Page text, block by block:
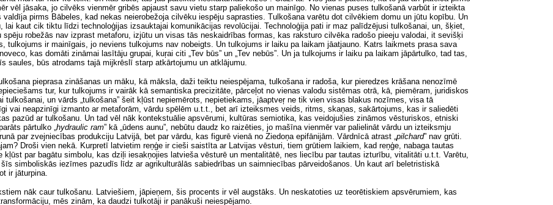
vēl jāsaka, jo cilvēks vienmēr gribēs apjaust savu vietu starp paliekošo un mainīgo. No vienas puses tulkošanā varbūt ir izteikta
pirms Bābeles, kad nekas neierobežoja cilvēku iespēju saprasties. Tulkošana varētu dot cilvēkiem domu un jūtu kopību. Un
lai kaut cik tiktu līdzi technoloģijas izsauktajai komunikācijas revolūcijai. Technoloģija pati ir maz palīdzējusi tulkošanai, un, šķiet,
robežās nav izprast metaforu, izjūtu un visas tās neskaidrības formas, kas raksturo cilvēka radošo pieeju valodai, it sevišķi
tulkojums ir mainīgais, jo neviens tulkojums nav nobeigts. Un tulkojums ir laiku pa laikam jāatjauno. Katrs laikmets prasa sava
kas domāti zināmai lasītāju grupai, kuŗai citi „Tev būs” un „Tev nebūs”. Un ja tulkojums ir laiku pa laikam jāpārtulko, tad tas,
saules, būs atrodams tajā mijkrēslī starp atkārtojumu un atklājumu.
pieprasa zināšanas un māku, kā māksla, daži teiktu neiespējama, tulkošana ir radoša, kur pieredzes krāšana nenozīmē
tur, kur tulkojums ir vairāk kāsemantiska precizitāte, pārceļot no vienas valodu sistēmas otrā, kā, piemēram, juridiskos
un vārds „tulkošana” šeit kļūst nepiemērots, nepietiekams, jāaptveŗ ne tik vien visas blakus nozīmes, visa tā
vai neapzinīgi izmanto ar metaforām, vārdu spēlēm u.t.t., bet arī izteiksmes veids, ritms, skaņas, sakārtojums, kas ir saliedēti
pazūd ar tulkošanu. Un tad vēl nāk kontekstuālie apsvērumi, kultūras semiotika, kas veidojušies zināmos vēsturiskos, etniski
pārtulko „hydraulic ram” kā „ūdens aunu”, nebūtu daudz ko raizēties, jo mašīna vienmēr var palielināt vārdu un izteiksmju
par zvejniecības produkciju Latvijā, bet par vārdu, kas figurē vienā no Ziedoņa epifānijām. Vārdnīcā atrast „pilchard” nav grūti.
Droši vien nekā. Kurpretī latvietim reņģe ir cieši saistīta ar Latvijas vēsturi, tiem grūtiem laikiem, kad reņģe, nabaga tautas
kļūst par bagātu simbolu, kas dziļi iesakņojies latvieša vēsturē un mentalitātē, nes liecību par tautas izturību, vitalitāti u.t.t. Varētu,
simboliskās iezīmes pazudīs līdz ar agrikulturālās sabiedrības un saimniecības pārveidošanos. Un kaut arī beletristiskā
ir jāturpina.
nāk caur tulkošanu. Latviešiem, jāpieņem, šis procents ir vēl augstāks. Un neskatoties uz teorētiskiem apsvērumiem, kas
mēs zinām, ka daudzi tulkotāji ir panākuši neiespējamo.